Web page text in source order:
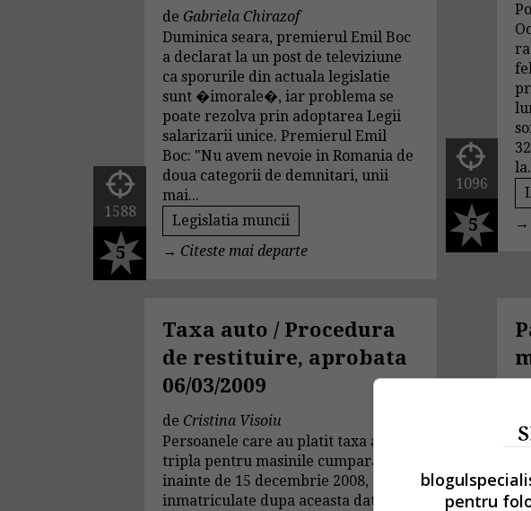
de Gabriela Chirazof
Duminica seara, premierul Emil Boc
a declarat la un post de televiziune
ca sporurile din actuala legislatie
sunt �imorale�, iar problema se
poate rezolva prin adoptarea Legii
salarizarii unice. Premierul Emil
Boc: "Nu avem nevoie in Romania de
doua categorii de demnitari, unii
mai...
Legislatia muncii
→ Citeste mai departe
1588
5
→
1096
5
Taxa auto / Procedura
de restituire, aprobata
06/03/2009
de Cristina Visoiu
Persoanele care au platit taxa auto
tripla pentru masinile cumparate
inainte de 15 decembrie 2008, dar
inmatriculate dupa aceasta data, pot
de
pentru